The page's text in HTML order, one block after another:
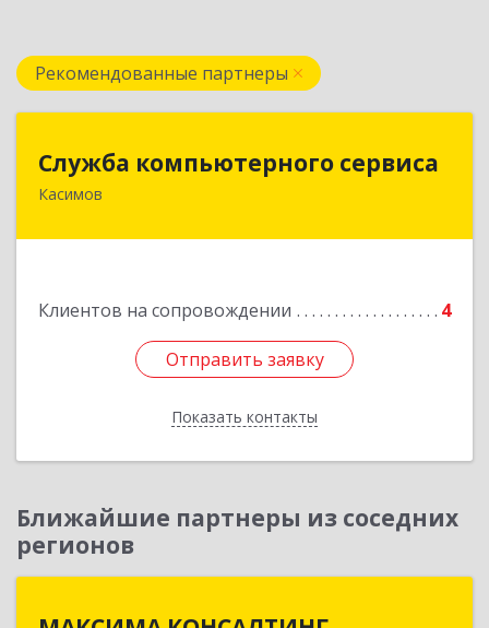
Рекомендованные партнеры
Служба компьютерного сервиса
Касимов
Клиентов на сопровождении 4
Отправить заявку
Показать контакты
Служба компьютерного сервиса
391300, Рязанская обл., г.Касимов, ул.Советская
Отправить заявку
Назад
Ближайшие партнеры из соседних
регионов